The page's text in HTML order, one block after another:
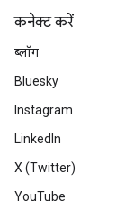
कनेक्ट करें
ब्लॉग
Bluesky
Instagram
LinkedIn
X (Twitter)
YouTube